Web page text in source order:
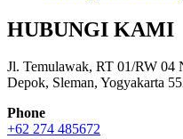
HUBUNGI KAMI
Jl. Temulawak, RT 01/RW 04
Depok, Sleman, Yogyakarta
Phone
+62 274 485672